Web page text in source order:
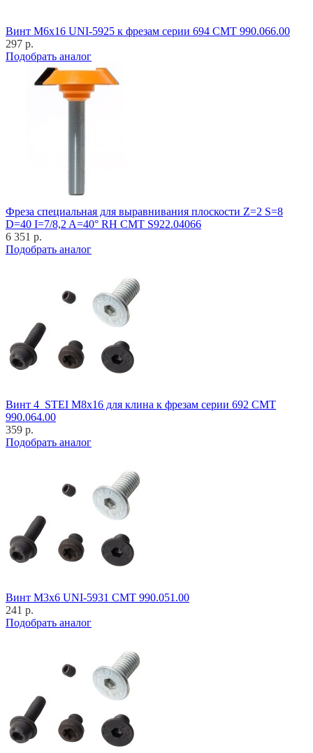
Винт M6x16 UNI-5925 к фрезам серии 694 CMT 990.066.00
297 р.
Подобрать аналог
Фреза специальная для выравнивания плоскости Z=2 S=8
D=40 I=7/8,2 A=40° RH CMT S922.04066
6 351 р.
Подобрать аналог
Винт 4_STEI M8x16 для клина к фрезам серии 692 CMT
990.064.00
359 р.
Подобрать аналог
Винт M3x6 UNI-5931 CMT 990.051.00
241 р.
Подобрать аналог